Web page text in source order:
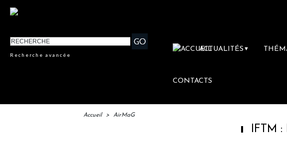
Recherche avancée
ACTUALITÉS ▼
CONTACTS
Accueil > AirMaG
IFTM :